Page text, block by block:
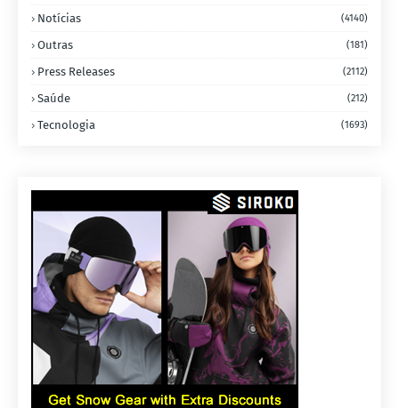
Notícias (4140)
Outras (181)
Press Releases (2112)
Saúde (212)
Tecnologia (1693)